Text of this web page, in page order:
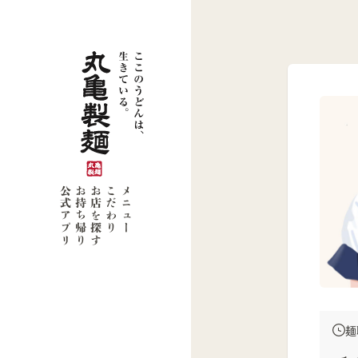
メニュー
こだわり
お店を探す
お持ち帰り
公式アプリ